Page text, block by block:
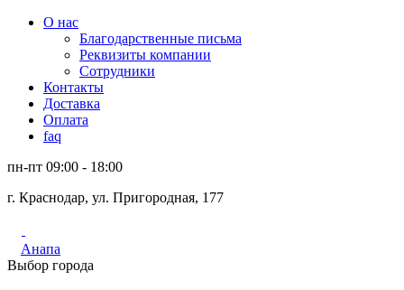
О нас
Благодарственные письма
Реквизиты компании
Сотрудники
Контакты
Доставка
Оплата
faq
пн-пт 09:00 - 18:00
г. Краснодар, ул. Пригородная, 177
Анапа
Выбор города